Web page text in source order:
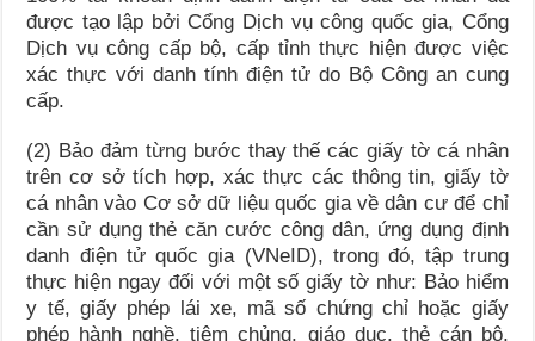
được tạo lập bởi Cổng Dịch vụ công quốc gia, Cổng
Dịch vụ công cấp bộ, cấp tỉnh thực hiện được việc
xác thực với danh tính điện tử do Bộ Công an cung
cấp.
(2) Bảo đảm từng bước thay thế các giấy tờ cá nhân
trên cơ sở tích hợp, xác thực các thông tin, giấy tờ
cá nhân vào Cơ sở dữ liệu quốc gia về dân cư để chỉ
cần sử dụng thẻ căn cước công dân, ứng dụng định
danh điện tử quốc gia (VNeID), trong đó, tập trung
thực hiện ngay đối với một số giấy tờ như: Bảo hiểm
y tế, giấy phép lái xe, mã số chứng chỉ hoặc giấy
phép hành nghề, tiêm chủng, giáo dục, thẻ cán bộ,